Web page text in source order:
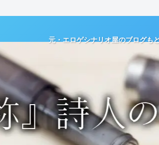
元・エロゲシナリオ屋のブログも